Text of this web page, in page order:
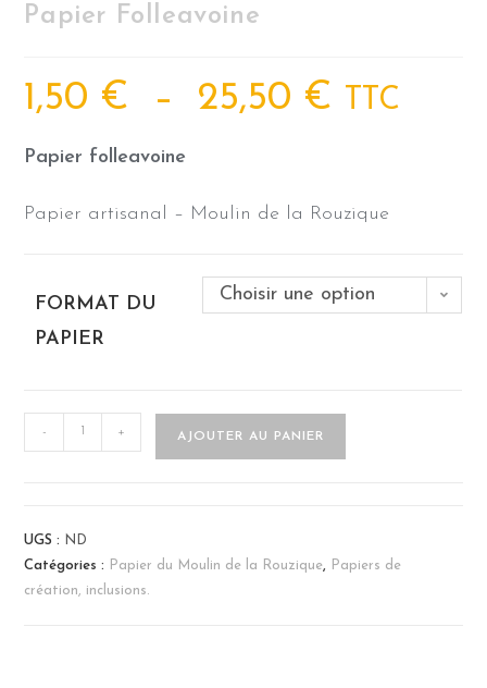
Papier Folleavoine
1,50 € – 25,50 € TTC
Papier folleavoine
Papier artisanal – Moulin de la Rouzique
FORMAT DU
PAPIER
Choisir une option
- + AJOUTER AU PANIER
UGS :
ND
Catégories :
Papier du Moulin de la Rouzique,
Papiers de
création, inclusions.